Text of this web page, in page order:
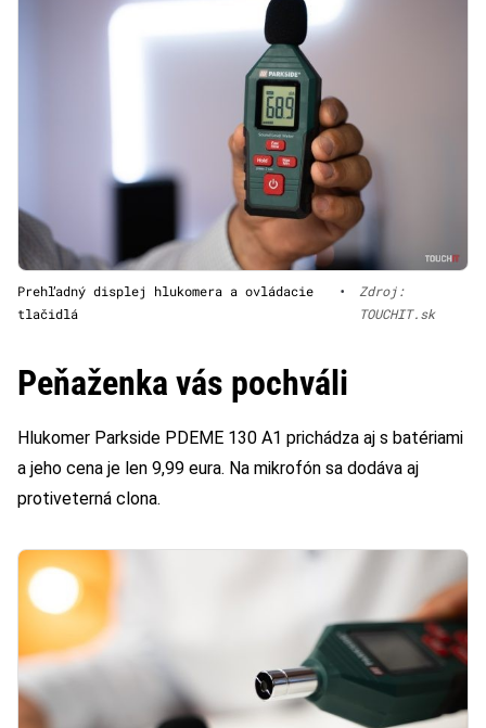
Prehľadný displej hlukomera a ovládacie
tlačidlá
•
Zdroj:
TOUCHIT.sk
Peňaženka vás pochváli
Hlukomer Parkside PDEME 130 A1 prichádza aj s batériami
a jeho cena je len 9,99 eura. Na mikrofón sa dodáva aj
protiveterná clona.